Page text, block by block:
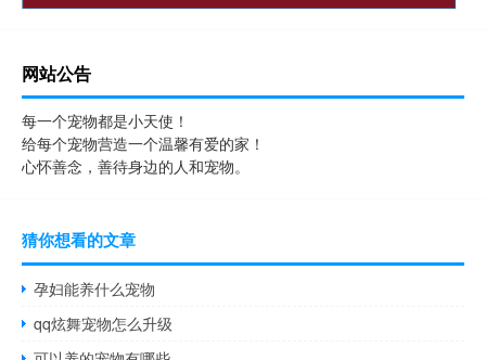
网站公告
每一个宠物都是小天使！
给每个宠物营造一个温馨有爱的家！
心怀善念，善待身边的人和宠物。
猜你想看的文章
孕妇能养什么宠物
qq炫舞宠物怎么升级